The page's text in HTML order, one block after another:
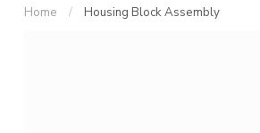
Home / Housing Block Assembly